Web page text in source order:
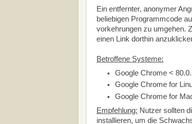
Ein entfernter, anonymer
beliebigen Programmcode
vorkehrungen zu umgehen.
einen Link dorthin
Betroffene Systeme:
Google Chrome <
Google Chrome for
Google Chrome for
Empfehlung: Nutzer sollten
installieren, um die